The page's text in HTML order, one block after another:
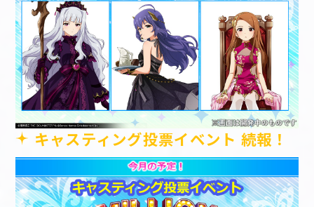
キャスティング投票イベント 続報！